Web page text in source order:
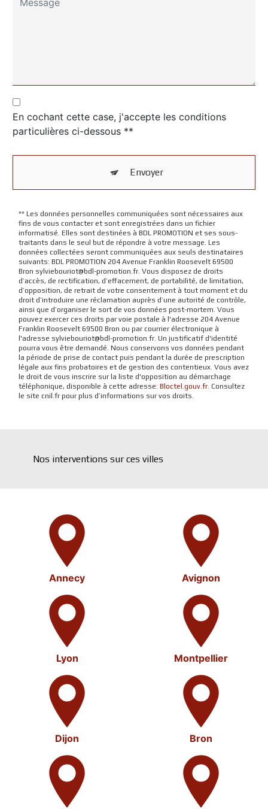
En cochant cette case, j'accepte les conditions
particulières ci-dessous **
Envoyer
** Les données personnelles communiquées sont nécessaires aux
fins de vous contacter et sont enregistrées dans un fichier
informatisé. Elles sont destinées à BDL PROMOTION et ses sous-
traitants dans le seul but de répondre à votre message. Les
données collectées seront communiquées aux seuls destinataires
suivants: BDL PROMOTION 204 Avenue Franklin Roosevelt 69500
Bron sylviebouriot@bdl-promotion.fr. Vous disposez de droits
d’accès, de rectification, d’effacement, de portabilité, de limitation,
d’opposition, de retrait de votre consentement à tout moment et du
droit d’introduire une réclamation auprès d’une autorité de contrôle,
ainsi que d’organiser le sort de vos données post-mortem. Vous
pouvez exercer ces droits par voie postale à l'adresse 204 Avenue
Franklin Roosevelt 69500 Bron ou par courrier électronique à
l'adresse sylviebouriot@bdl-promotion.fr. Un justificatif d'identité
pourra vous être demandé. Nous conservons vos données pendant
la période de prise de contact puis pendant la durée de prescription
légale aux fins probatoires et de gestion des contentieux. Vous avez
le droit de vous inscrire sur la liste d'opposition au démarchage
téléphonique, disponible à cette adresse: Bloctel.gouv.fr. Consultez
le site cnil.fr pour plus d’informations sur vos droits.
Nos interventions sur ces villes
Annecy Avignon
Lyon Montpellier
Dijon Bron